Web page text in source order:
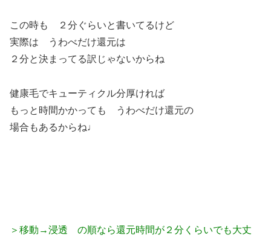
この時も ２分ぐらいと書いてるけど
実際は うわべだけ還元は
２分と決まってる訳じゃないからね
健康毛でキューティクル分厚ければ
もっと時間かかっても うわべだけ還元の
場合もあるからね♩
＞移動→浸透 の順なら還元時間が２分くらいでも大丈